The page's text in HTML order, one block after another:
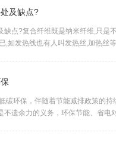
2021
11-02
11-02
2021
硅胶加热
及缺点?
缺点?复合纤维既是纳米纤维,只是不
,如发热线也有人叫发热丝,加热丝等
碳环保，伴随着节能减排政策的持
不遗余力的义务，环保节能、省电